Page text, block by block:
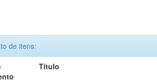
de itens:
Título